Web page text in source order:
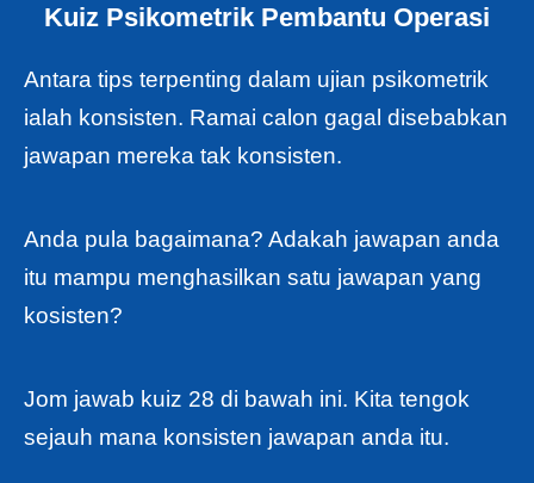
Kuiz Psikometrik Pembantu Operasi
Antara tips terpenting dalam ujian psikometrik
ialah konsisten. Ramai calon gagal disebabkan
jawapan mereka tak konsisten.
Anda pula bagaimana? Adakah jawapan anda
itu mampu menghasilkan satu jawapan yang
kosisten?
Jom jawab kuiz 28 di bawah ini. Kita tengok
sejauh mana konsisten jawapan anda itu.